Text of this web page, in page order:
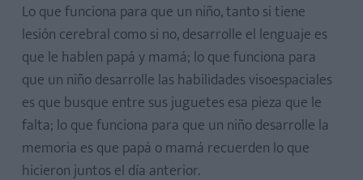
Lo que funciona para que un niño, tanto si tiene
lesión cerebral como si no, desarrolle el lenguaje es
que le hablen papá y mamá; lo que funciona para
que un niño desarrolle las habilidades visoespaciales
es que busque entre sus juguetes esa pieza que le
falta; lo que funciona para que un niño desarrolle la
memoria es que papá o mamá recuerden lo que
hicieron juntos el día anterior.